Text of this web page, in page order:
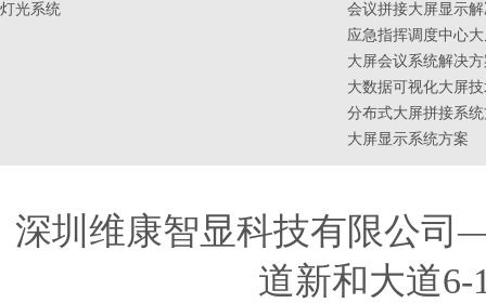
灯光系统
会议拼接大屏显示
应急指挥调度中心
大屏会议系统解决
大数据可视化大屏
分布式大屏拼接系
大屏显示系统方案
深圳维康智显科技有限公
道新和大道6-